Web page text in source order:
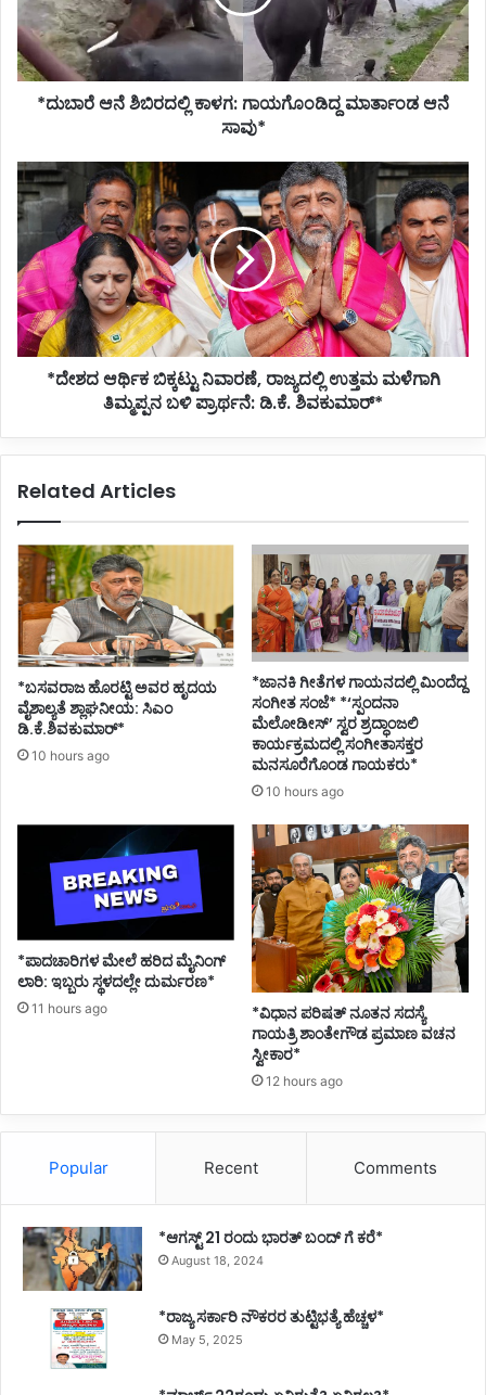
ಮಾರ್ತಾಂಡ
ಆನೆ
ಸಾವು*
*ದುಬಾರೆ ಆನೆ ಶಿಬಿರದಲ್ಲಿ ಕಾಳಗ: ಗಾಯಗೊಂಡಿದ್ದ ಮಾರ್ತಾಂಡ ಆನೆ
ಸಾವು*
*ದೇಶದ
ಆರ್ಥಿಕ
ಬಿಕ್ಕಟ್ಟು
ನಿವಾರಣೆ,
ರಾಜ್ಯದಲ್ಲಿ
ಉತ್ತಮ
ಮಳೆಗಾಗಿ
ತಿಮ್ಮಪ್ಪನ
ಬಳಿ
ಪ್ರಾರ್ಥನೆ:*ದೇಶದ ಆರ್ಥಿಕ ಬಿಕ್ಕಟ್ಟು ನಿವಾರಣೆ, ರಾಜ್ಯದಲ್ಲಿ ಉತ್ತಮ ಮಳೆಗಾಗಿ
ತಿಮ್ಮಪ್ಪನ ಬಳಿ ಪ್ರಾರ್ಥನೆ: ಡಿ.ಕೆ. ಶಿವಕುಮಾರ್*
Related Articles
*ಬಸವರಾಜ ಹೊರಟ್ಟಿ ಅವರ ಹೃದಯ
ವೈಶಾಲ್ಯತೆ ಶ್ಲಾಘನೀಯ: ಸಿಎಂ
ಡಿ.ಕೆ.ಶಿವಕುಮಾರ್*
10 hours ago
*ಜಾನಕಿ ಗೀತೆಗಳ ಗಾಯನದಲ್ಲಿ ಮಿಂದೆದ್ದ
ಸಂಗೀತ ಸಂಜೆ* *‘ಸ್ಪಂದನಾ
ಮೆಲೋಡೀಸ್’ ಸ್ವರ ಶ್ರದ್ಧಾಂಜಲಿ
ಕಾರ್ಯಕ್ರಮದಲ್ಲಿ ಸಂಗೀತಾಸಕ್ತರ
ಮನಸೂರೆಗೊಂಡ ಗಾಯಕರು*
10 hours ago
*ಪಾದಚಾರಿಗಳ ಮೇಲೆ ಹರಿದ ಮೈನಿಂಗ್
ಲಾರಿ: ಇಬ್ಬರು ಸ್ಥಳದಲ್ಲೇ ದುರ್ಮರಣ*
11 hours ago
*ವಿಧಾನ ಪರಿಷತ್ ನೂತನ ಸದಸ್ಯೆ
ಗಾಯತ್ರಿ ಶಾಂತೇಗೌಡ ಪ್ರಮಾಣ ವಚನ
ಸ್ವೀಕಾರ*
12 hours ago
Popular Recent Comments
*ಆಗಸ್ಟ್ 21 ರಂದು ಭಾರತ್‌ ಬಂದ್‌ ಗೆ ಕರೆ*
August 18, 2024
*ರಾಜ್ಯ ಸರ್ಕಾರಿ ನೌಕರರ ತುಟ್ಟಿಭತ್ಯೆ ಹೆಚ್ಚಳ*
May 5, 2025